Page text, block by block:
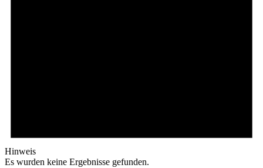
Hinweis
Es wurden keine Ergebnisse gefunden.